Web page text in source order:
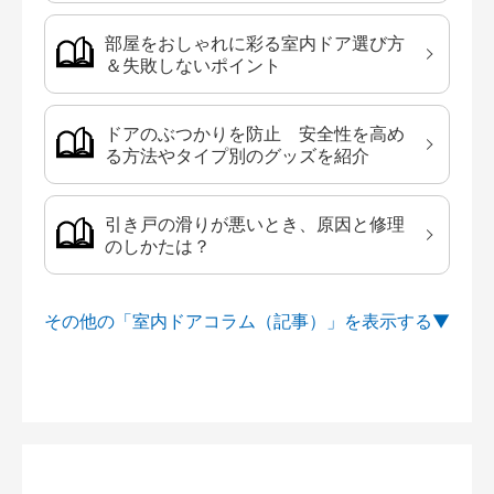
部屋をおしゃれに彩る室内ドア選び方
＆失敗しないポイント
ドアのぶつかりを防止 安全性を高め
る方法やタイプ別のグッズを紹介
引き戸の滑りが悪いとき、原因と修理
のしかたは？
その他の「室内ドアコラム（記事）」を